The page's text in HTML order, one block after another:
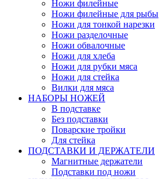
Ножи филейные
Ножи филейные для рыбы
Ножи для тонкой нарезки
Ножи разделочные
Ножи обвалочные
Ножи для хлеба
Ножи для рубки мяса
Ножи для стейка
Вилки для мяса
НАБОРЫ НОЖЕЙ
В подставке
Без подставки
Поварские тройки
Для стейка
ПОДСТАВКИ И ДЕРЖАТЕЛИ
Магнитные держатели
Подставки под ножи